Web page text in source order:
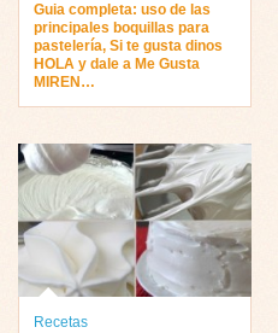
Guia completa: uso de las
principales boquillas para
pastelería, Si te gusta dinos
HOLA y dale a Me Gusta
MIREN…
Recetas